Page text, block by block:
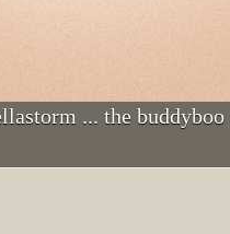
... the